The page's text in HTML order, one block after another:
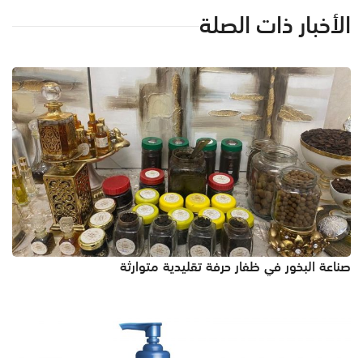
الأخبار ذات الصلة
صناعة البخور في ظفار حرفة تقليدية متوارثة